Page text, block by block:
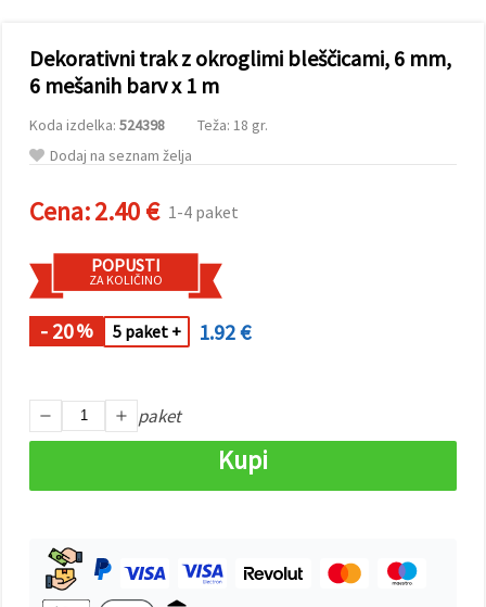
»Sprejmi
vse!« se
lahko
uporabo
vseh
piškotkov.
označite
preference z
izbiro
določene
vrste
piškotkov
in klikom
Sprejmi
Nastavitve
Dekorativni trak z okroglimi bleščicami, 6 mm,
6 mešanih barv x 1 m
Koda izdelka: 524398
Teža: 18 gr.
Dodaj na seznam želja
Cena:2.40 € 1-4 paket
POPUSTI
ZA KOLIČINO
- 20% 5 paket + 1.92 €
paket
Kupi